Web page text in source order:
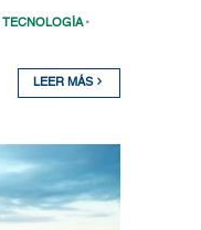
TECNOLOGÍA •
LEER MÁS